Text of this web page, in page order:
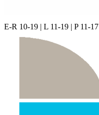
E-R 10-19 | L 11-19 | P 11-17